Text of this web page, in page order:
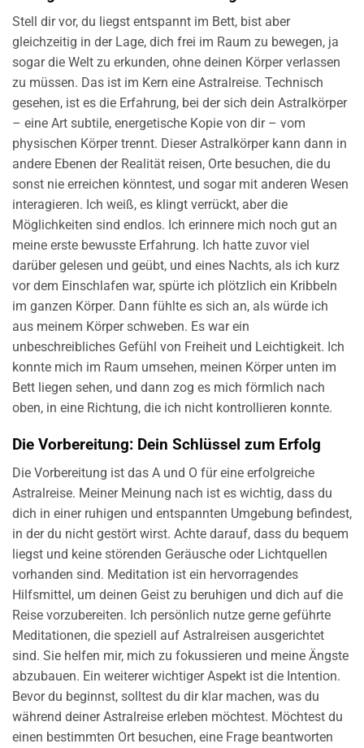
Stell dir vor, du liegst entspannt im Bett, bist aber
gleichzeitig in der Lage, dich frei im Raum zu bewegen, ja
sogar die Welt zu erkunden, ohne deinen Körper verlassen
zu müssen. Das ist im Kern eine Astralreise. Technisch
gesehen, ist es die Erfahrung, bei der sich dein Astralkörper
– eine Art subtile, energetische Kopie von dir – vom
physischen Körper trennt. Dieser Astralkörper kann dann in
andere Ebenen der Realität reisen, Orte besuchen, die du
sonst nie erreichen könntest, und sogar mit anderen Wesen
interagieren. Ich weiß, es klingt verrückt, aber die
Möglichkeiten sind endlos. Ich erinnere mich noch gut an
meine erste bewusste Erfahrung. Ich hatte zuvor viel
darüber gelesen und geübt, und eines Nachts, als ich kurz
vor dem Einschlafen war, spürte ich plötzlich ein Kribbeln
im ganzen Körper. Dann fühlte es sich an, als würde ich
aus meinem Körper schweben. Es war ein
unbeschreibliches Gefühl von Freiheit und Leichtigkeit. Ich
konnte mich im Raum umsehen, meinen Körper unten im
Bett liegen sehen, und dann zog es mich förmlich nach
oben, in eine Richtung, die ich nicht kontrollieren konnte.
Die Vorbereitung: Dein Schlüssel zum Erfolg
Die Vorbereitung ist das A und O für eine erfolgreiche
Astralreise. Meiner Meinung nach ist es wichtig, dass du
dich in einer ruhigen und entspannten Umgebung befindest,
in der du nicht gestört wirst. Achte darauf, dass du bequem
liegst und keine störenden Geräusche oder Lichtquellen
vorhanden sind. Meditation ist ein hervorragendes
Hilfsmittel, um deinen Geist zu beruhigen und dich auf die
Reise vorzubereiten. Ich persönlich nutze gerne geführte
Meditationen, die speziell auf Astralreisen ausgerichtet
sind. Sie helfen mir, mich zu fokussieren und meine Ängste
abzubauen. Ein weiterer wichtiger Aspekt ist die Intention.
Bevor du beginnst, solltest du dir klar machen, was du
während deiner Astralreise erleben möchtest. Möchtest du
einen bestimmten Ort besuchen, eine Frage beantworten